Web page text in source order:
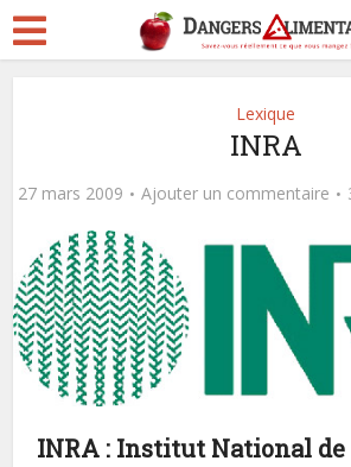
Lexique
INRA
27 mars 2009 Ajouter un commentaire
INRA : Institut National de